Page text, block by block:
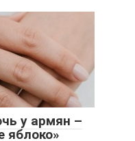
у армян –
яблоко»